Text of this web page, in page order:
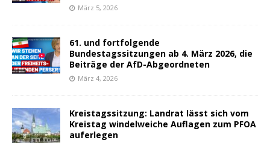
März 5, 2026
61. und fortfolgende
Bundestagssitzungen ab 4. März 2026, die
Beiträge der AfD-Abgeordneten
März 4, 2026
Kreistagssitzung: Landrat lässt sich vom
Kreistag windelweiche Auflagen zum PFOA
auferlegen